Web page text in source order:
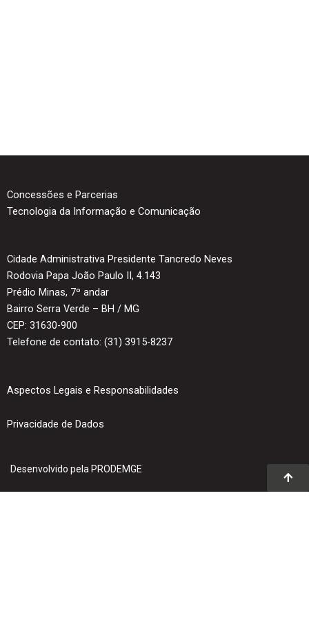
Concessões e Parcerias
Tecnologia da Informação e Comunicação
Cidade Administrativa Presidente Tancredo Neves
Rodovia Papa João Paulo II, 4.143
Prédio Minas, 7º andar
Bairro Serra Verde – BH / MG
CEP: 31630-900
Telefone de contato: (31) 3915-8237
Aspectos Legais e Responsabilidades
Privacidade de Dados
Desenvolvido pela PRODEMGE